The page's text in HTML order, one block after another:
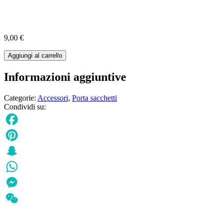
9,00 €
Porta
sacchetti
rosa
damascato
Aggiungi al carrello
Informazioni aggiuntive
Categorie: Accessori, Porta sacchetti
Condividi su:
Facebook
Pinterest
Snapchat
WhatsApp
Messenger